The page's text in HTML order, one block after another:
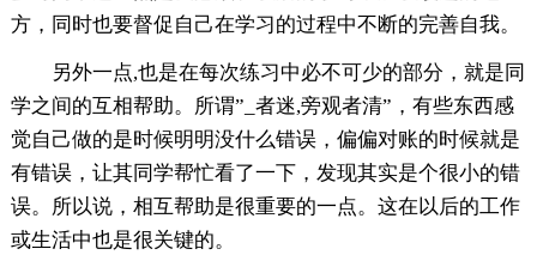
方，同时也要督促自己在学习的过程中不断的完善自我。
另外一点,也是在每次练习中必不可少的部分，就是同
学之间的互相帮助。所谓”_者迷,旁观者清”，有些东西感
觉自己做的是时候明明没什么错误，偏偏对账的时候就是
有错误，让其同学帮忙看了一下，发现其实是个很小的错
误。所以说，相互帮助是很重要的一点。这在以后的工作
或生活中也是很关键的。